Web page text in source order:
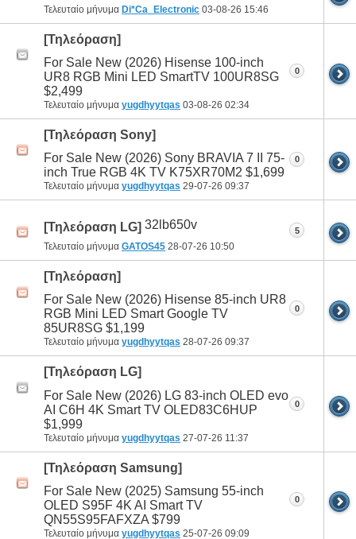
Τελευταίο μήνυμα Di*Ca_Electronic 03-08-26 15:46
[Τηλεόραση]
For Sale New (2026) Hisense 100-inch
UR8 RGB Mini LED SmartTV 100UR8SG
$2,499
Τελευταίο μήνυμα yugdhyytqas 03-08-26 02:34
0
[Τηλεόραση Sony]
For Sale New (2026) Sony BRAVIA 7 II 75-
inch True RGB 4K TV K75XR70M2 $1,699
Τελευταίο μήνυμα yugdhyytqas 29-07-26 09:37
0
[Τηλεόραση LG] 32lb650v
Τελευταίο μήνυμα GATOS45 28-07-26 10:50
5
[Τηλεόραση]
For Sale New (2026) Hisense 85-inch UR8
RGB Mini LED Smart Google TV
85UR8SG $1,199
Τελευταίο μήνυμα yugdhyytqas 28-07-26 09:37
0
[Τηλεόραση LG]
For Sale New (2026) LG 83-inch OLED evo
AI C6H 4K Smart TV OLED83C6HUP
$1,999
Τελευταίο μήνυμα yugdhyytqas 27-07-26 11:37
0
[Τηλεόραση Samsung]
For Sale New (2025) Samsung 55-inch
OLED S95F 4K AI Smart TV
QN55S95FAFXZA $799
Τελευταίο μήνυμα yugdhyytqas 25-07-26 09:09
0